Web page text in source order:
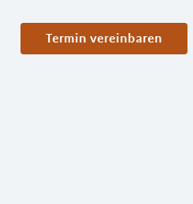
Termin vereinbaren